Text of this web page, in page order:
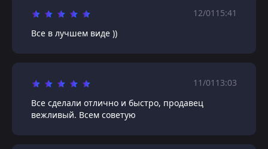
12/01 15:41
Все в лучшем виде ))
11/01 13:03
Все сделали отлично и быстро, продавец
вежливый. Всем советую